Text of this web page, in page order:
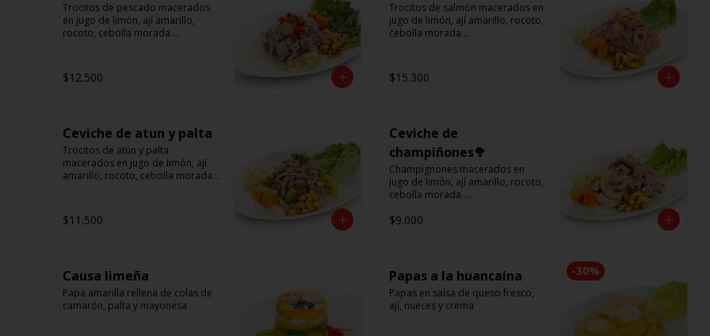
Trocitos de pescado macerados
en jugo de limón, ají amarillo,
rocoto, cebolla morada.
$12.500
Trocitos de salmón macerados en
jugo de limón, ají amarillo, rocoto,
cebolla morada.
$15.300
Ceviche de atun y palta
Trocitos de atún y palta
macerados en jugo de limón, ají
amarillo, rocoto, cebolla morada.
$11.500
Ceviche de
champiñones🥦
Champignones macerados en
jugo de limón, ají amarillo, rocoto,
cebolla morada.
canchas y camote dulce.
$9.000
Causa limeña
Papa amarilla rellena de colas de
camarón, palta y mayonesa
-30%
Papas a la huancaína
Papas en salsa de queso fresco,
ají, nueces y crema